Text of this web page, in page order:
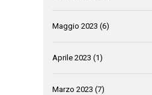
Maggio 2023 (6)
Aprile 2023 (1)
Marzo 2023 (7)